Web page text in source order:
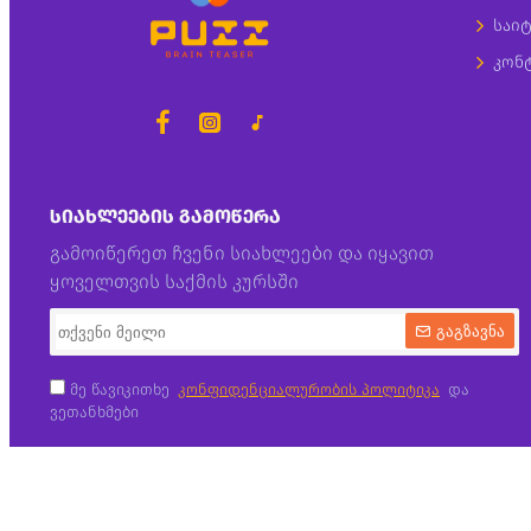
ᲡᲘᲐᲮᲚᲔᲔᲑᲘᲡ ᲒᲐᲛᲝᲬᲔᲠᲐ
გამოიწერეთ ჩვენი სიახლეები და იყავით
ყოველთვის საქმის კურსში
გაგზავნა
მე წავიკითხე კონფიდენციალურობის პოლიტიკა და
ვეთანხმები